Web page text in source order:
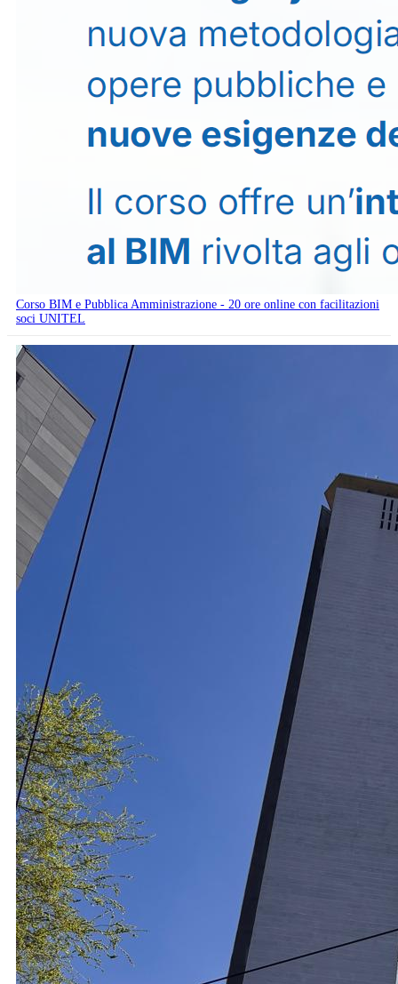
Corso BIM e Pubblica Amministrazione - 20 ore online con facilitazioni
soci UNITEL